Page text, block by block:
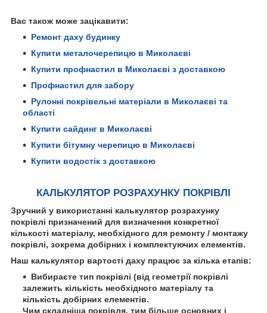
Вас також може зацікавити:
Ремонт даху будинку
Купити металочерепицю в Миколаєві
Купити профнастил в Миколаєві з доставкою
Профнастил для забору
Рулонні покрівельні матеріали в Миколаєві та
області
Купити сайдинг в Миколаєві
Купити бітумну черепицю в Миколаєві
Купити водостік з доставкою
КАЛЬКУЛЯТОР РОЗРАХУНКУ ПОКРІВЛІ
Зручний у використанні калькулятор розрахунку
покрівлі призначений для визначення конкретної
кількості матеріалу, необхідного для ремонту / монтажу
покрівлі, зокрема добірних і комплектуючих елементів.
Наш калькулятор вартості даху працює за кілька етапів:
Вибираєте тип покрівлі (від геометрії покрівлі
залежить кількість необхідного матеріалу та
кількість добірних елементів.
Чим складніша покрівля, тим більше основних і